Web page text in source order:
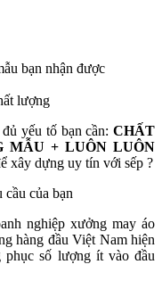
bạn nhận được
lượng
yếu tố bạn cần: CHẤT
MẪU + LUÔN LUÔN
xây dựng uy tín với sếp ?
của bạn
nghiệp xưởng may áo
hàng đầu Việt Nam hiện
phục số lượng ít vào đầu